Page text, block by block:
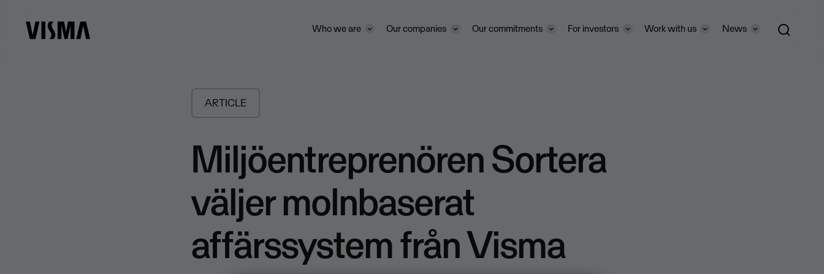
Who we are Our companies Our commitments For investors Work with us News
ARTICLE
Miljöentreprenören Sortera
väljer molnbaserat
affärssystem från Visma